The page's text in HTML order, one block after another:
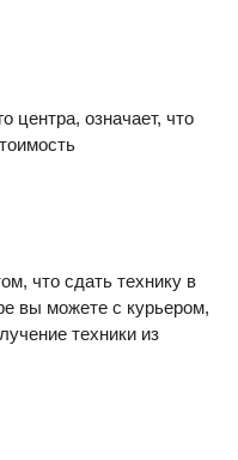
центра, означает, что
что сдать технику в
вы можете с курьером,
техники из